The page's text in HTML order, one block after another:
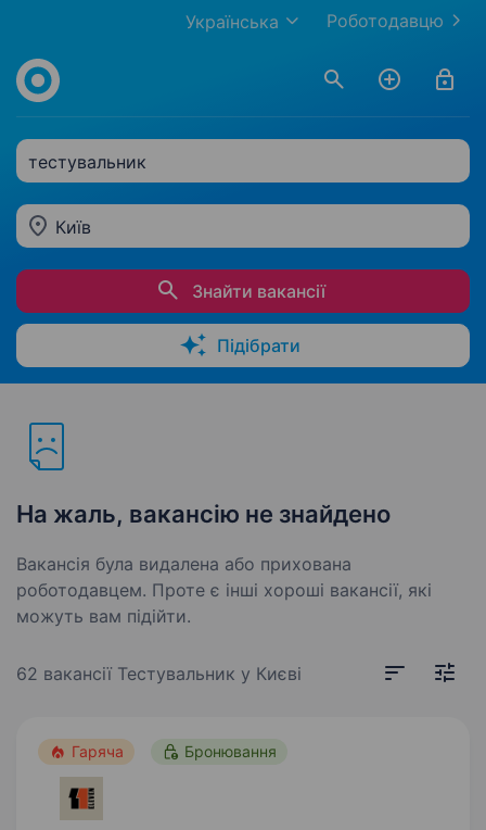
Роботодавцю
Українська
тестувальник
Київ
Знайти вакансії
Підібрати
На жаль, вакансію не знайдено
Вакансія була видалена або прихована
роботодавцем. Проте є інші хороші вакансії, які
можуть вам підійти.
62 вакансії Тестувальник у Києві
Гаряча Бронювання